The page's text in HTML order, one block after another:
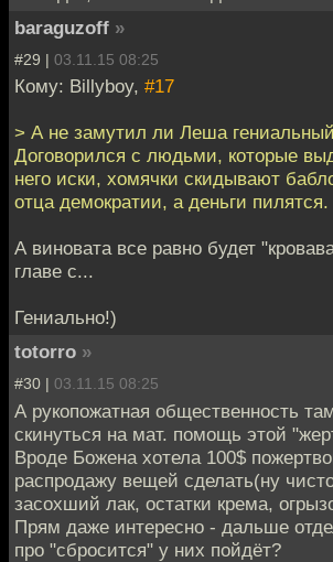
baraguzoff »
#29 | 03.11.15 08:25
Кому: Billyboy, #17
> А не замутил ли Леша
Договорился с людьми, которые
него иски, хомячки скидывают
отца демократии, а деньги
А виновата все равно будет
главе с...
Гениально!)
totorro »
#30 | 03.11.15 08:25
А рукопожатная общественность
скинуться на мат. помощь этой
Вроде Божена хотела 100$
распродажу вещей сделать(ну
засохший лак, остатки крема,
Прям даже интересно - дальше
про "сбросится" у них пойдёт?